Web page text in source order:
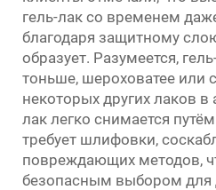
гель-лак со временем
благодаря защитному
образует. Разумеется,
тоньше, шероховатее или
некоторых других лаков в
лак легко снимается
требует шлифовки,
повреждающих методов,
безопасным выбором для